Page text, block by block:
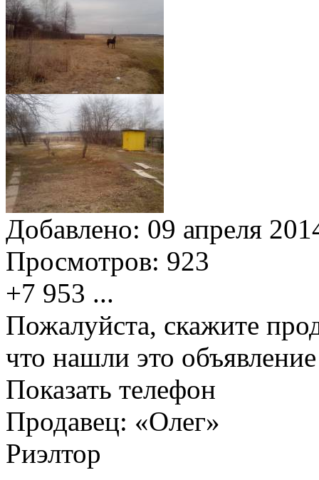
Добавлено: 09 апреля
Просмотров: 923
+7 953 ...
Пожалуйста, скажите
что нашли это
Показать телефон
Продавец: «Олег»
Риэлтор